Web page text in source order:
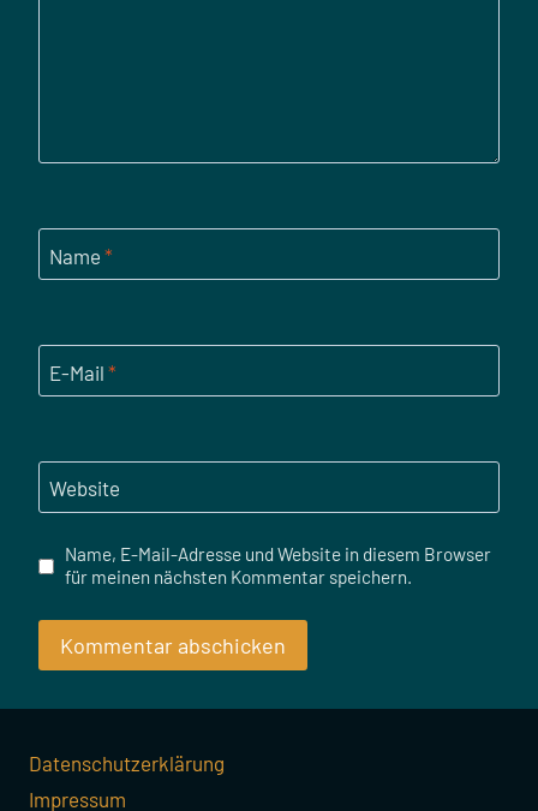
Name *
E-Mail *
Website
Name, E-Mail-Adresse und Website in diesem Browser
für meinen nächsten Kommentar speichern.
Datenschutzerklärung
Impressum